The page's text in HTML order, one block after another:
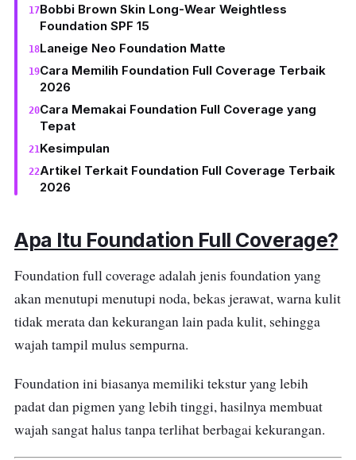
Bobbi Brown Skin Long-Wear Weightless
Foundation SPF 15
Laneige Neo Foundation Matte
Cara Memilih Foundation Full Coverage Terbaik
2026
Cara Memakai Foundation Full Coverage yang
Tepat
Kesimpulan
Artikel Terkait Foundation Full Coverage Terbaik
2026
Apa Itu Foundation Full Coverage?
Foundation full coverage adalah jenis foundation yang
akan menutupi menutupi noda, bekas jerawat, warna kulit
tidak merata dan kekurangan lain pada kulit, sehingga
wajah tampil mulus sempurna.
Foundation ini biasanya memiliki tekstur yang lebih
padat dan pigmen yang lebih tinggi, hasilnya membuat
wajah sangat halus tanpa terlihat berbagai kekurangan.